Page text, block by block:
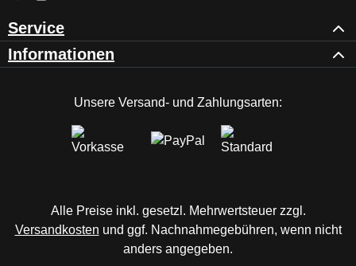
Service
Informationen
Unsere Versand- und Zahlungsarten:
Alle Preise inkl. gesetzl. Mehrwertsteuer zzgl.
Versandkosten und ggf. Nachnahmegebühren, wenn nicht
anders angegeben.